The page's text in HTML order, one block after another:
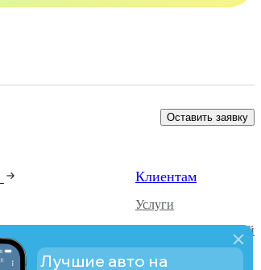
Оставить заявку
Клиентам
Услуги
Каталог автомобилей
О компании
Лучшие авто на